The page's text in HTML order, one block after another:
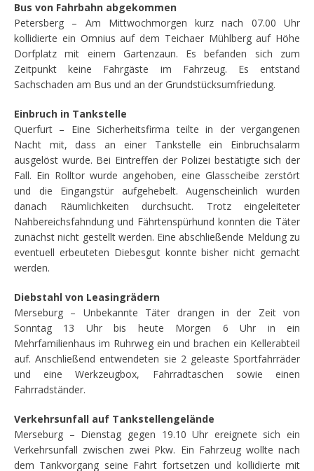
Bus von Fahrbahn abgekommen
Petersberg – Am Mittwochmorgen kurz nach 07.00 Uhr
kollidierte ein Omnius auf dem Teichaer Mühlberg auf Höhe
Dorfplatz mit einem Gartenzaun. Es befanden sich zum
Zeitpunkt keine Fahrgäste im Fahrzeug. Es entstand
Sachschaden am Bus und an der Grundstücksumfriedung.
Einbruch in Tankstelle
Querfurt – Eine Sicherheitsfirma teilte in der vergangenen
Nacht mit, dass an einer Tankstelle ein Einbruchsalarm
ausgelöst wurde. Bei Eintreffen der Polizei bestätigte sich der
Fall. Ein Rolltor wurde angehoben, eine Glasscheibe zerstört
und die Eingangstür aufgehebelt. Augenscheinlich wurden
danach Räumlichkeiten durchsucht. Trotz eingeleiteter
Nahbereichsfahndung und Fährtenspürhund konnten die Täter
zunächst nicht gestellt werden. Eine abschließende Meldung zu
eventuell erbeuteten Diebesgut konnte bisher nicht gemacht
werden.
Diebstahl von Leasingrädern
Merseburg – Unbekannte Täter drangen in der Zeit von
Sonntag 13 Uhr bis heute Morgen 6 Uhr in ein
Mehrfamilienhaus im Ruhrweg ein und brachen ein Kellerabteil
auf. Anschließend entwendeten sie 2 geleaste Sportfahrräder
und eine Werkzeugbox, Fahrradtaschen sowie einen
Fahrradständer.
Verkehrsunfall auf Tankstellengelände
Merseburg – Dienstag gegen 19.10 Uhr ereignete sich ein
Verkehrsunfall zwischen zwei Pkw. Ein Fahrzeug wollte nach
dem Tankvorgang seine Fahrt fortsetzen und kollidierte mit